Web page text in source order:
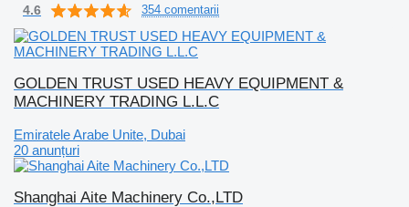
4.6 354 comentarii
GOLDEN TRUST USED HEAVY EQUIPMENT &
MACHINERY TRADING L.L.C
Emiratele Arabe Unite, Dubai
20 anunțuri
Shanghai Aite Machinery Co.,LTD